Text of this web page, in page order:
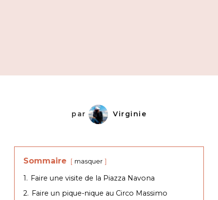
par Virginie
Sommaire masquer
1. Faire une visite de la Piazza Navona
2. Faire un pique-nique au Circo Massimo